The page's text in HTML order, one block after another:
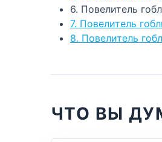
6. Повелитель
7. Повелитель
8. Повелитель
ЧТО ВЫ